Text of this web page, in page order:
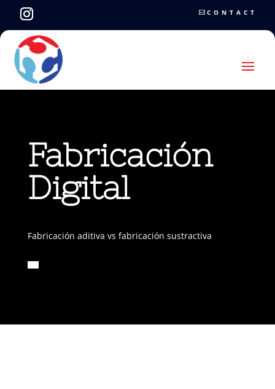
CONTACT
Fabricación
Digital
Fabricación aditiva vs fabricación sustractiva